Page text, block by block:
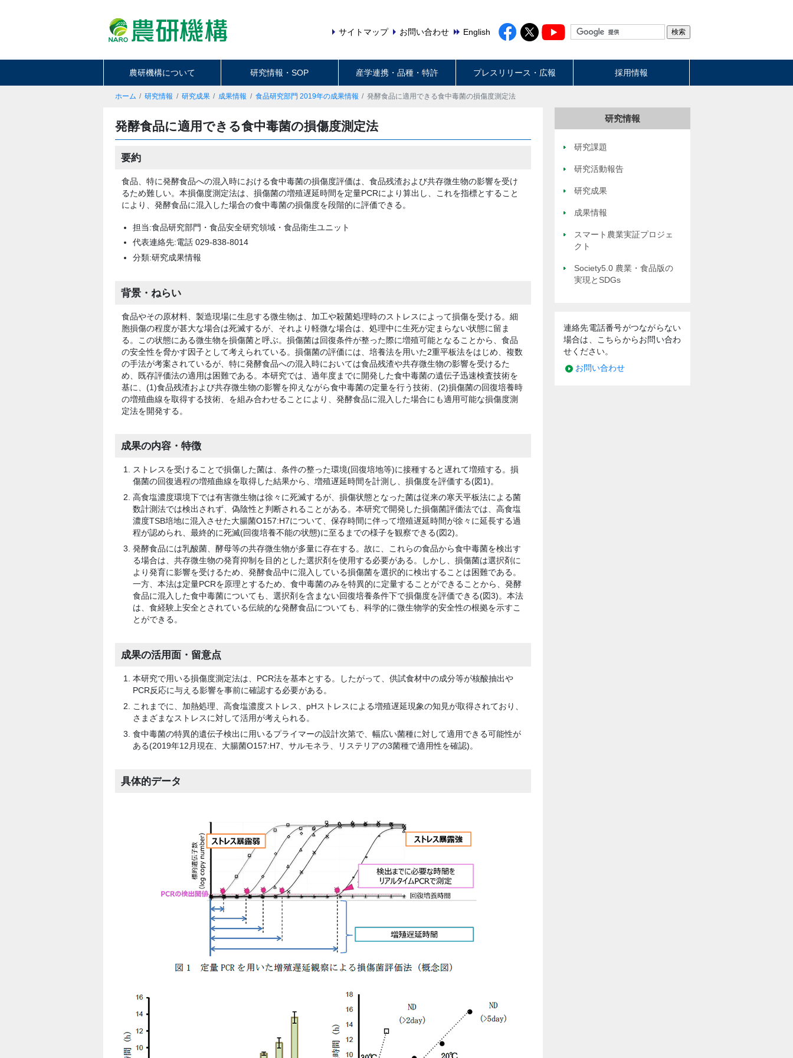
サイトマップ お問い合わせ English
農研機構について 研究情報・SOP 産学連携・品種・特許 プレスリリース・広報 採用情報
ホーム 研究情報 研究成果 成果情報 食品研究部門 2019年の成果情報 発酵食品に適用できる食中毒菌の損傷度測定法
発酵食品に適用できる食中毒菌の損傷度測定法
要約
食品、特に発酵食品への混入時における食中毒菌の損傷度評価は、食品残渣および共存微生物の影響を受け
るため難しい。本損傷度測定法は、損傷菌の増殖遅延時間を定量PCRにより算出し、これを指標とすること
により、発酵食品に混入した場合の食中毒菌の損傷度を段階的に評価できる。
担当:食品研究部門・食品安全研究領域・食品衛生ユニット
代表連絡先:電話 029-838-8014
分類:研究成果情報
背景・ねらい
食品やその原材料、製造現場に生息する微生物は、加工や殺菌処理時のストレスによって損傷を受ける。細
胞損傷の程度が甚大な場合は死滅するが、それより軽微な場合は、処理中に生死が定まらない状態に留ま
る。この状態にある微生物を損傷菌と呼ぶ。損傷菌は回復条件が整った際に増殖可能となることから、食品
の安全性を脅かす因子として考えられている。損傷菌の評価には、培養法を用いた2重平板法をはじめ、複数
の手法が考案されているが、特に発酵食品への混入時においては食品残渣や共存微生物の影響を受けるた
め、既存評価法の適用は困難である。本研究では、過年度までに開発した食中毒菌の遺伝子迅速検査技術を
基に、(1)食品残渣および共存微生物の影響を抑えながら食中毒菌の定量を行う技術、(2)損傷菌の回復培養時
の増殖曲線を取得する技術、を組み合わせることにより、発酵食品に混入した場合にも適用可能な損傷度測
定法を開発する。
成果の内容・特徴
ストレスを受けることで損傷した菌は、条件の整った環境(回復培地等)に接種すると遅れて増殖する。損
傷菌の回復過程の増殖曲線を取得した結果から、増殖遅延時間を計測し、損傷度を評価する(図1)。
高食塩濃度環境下では有害微生物は徐々に死滅するが、損傷状態となった菌は従来の寒天平板法による菌
数計測法では検出されず、偽陰性と判断されることがある。本研究で開発した損傷菌評価法では、高食塩
濃度TSB培地に混入させた大腸菌O157:H7について、保存時間に伴って増殖遅延時間が徐々に延長する過
程が認められ、最終的に死滅(回復培養不能の状態)に至るまでの様子を観察できる(図2)。
発酵食品には乳酸菌、酵母等の共存微生物が多量に存在する。故に、これらの食品から食中毒菌を検出す
る場合は、共存微生物の発育抑制を目的とした選択剤を使用する必要がある。しかし、損傷菌は選択剤に
より発育に影響を受けるため、発酵食品中に混入している損傷菌を選択的に検出することは困難である。
一方、本法は定量PCRを原理とするため、食中毒菌のみを特異的に定量することができることから、発酵
食品に混入した食中毒菌についても、選択剤を含まない回復培養条件下で損傷度を評価できる(図3)。本法
は、食経験上安全とされている伝統的な発酵食品についても、科学的に微生物学的安全性の根拠を示すこ
とができる。
成果の活用面・留意点
本研究で用いる損傷度測定法は、PCR法を基本とする。したがって、供試食材中の成分等が核酸抽出や
PCR反応に与える影響を事前に確認する必要がある。
これまでに、加熱処理、高食塩濃度ストレス、pHストレスによる増殖遅延現象の知見が取得されており、
さまざまなストレスに対して活用が考えられる。
食中毒菌の特異的遺伝子検出に用いるプライマーの設計次第で、幅広い菌種に対して適用できる可能性が
ある(2019年12月現在、大腸菌O157:H7、サルモネラ、リステリアの3菌種で適用性を確認)。
具体的データ
研究情報
研究課題
研究活動報告
研究成果
成果情報
スマート農業実証プロジェ
クト
Society5.0 農業・食品版の
実現とSDGs
連絡先電話番号がつながらない
場合は、こちらからお問い合わ
せください。
お問い合わせ